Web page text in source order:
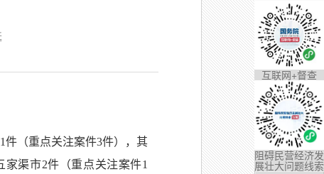
件（重点关注案件3件），其
渠市2件（重点关注案件1
互联网+督查
阻碍民营经济发
展壮大问题线索